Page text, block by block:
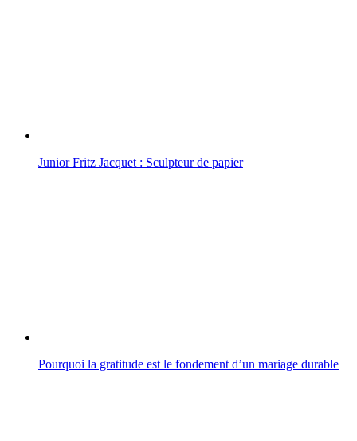
Junior Fritz Jacquet : Sculpteur de papier
Pourquoi la gratitude est le fondement d’un mariage durable